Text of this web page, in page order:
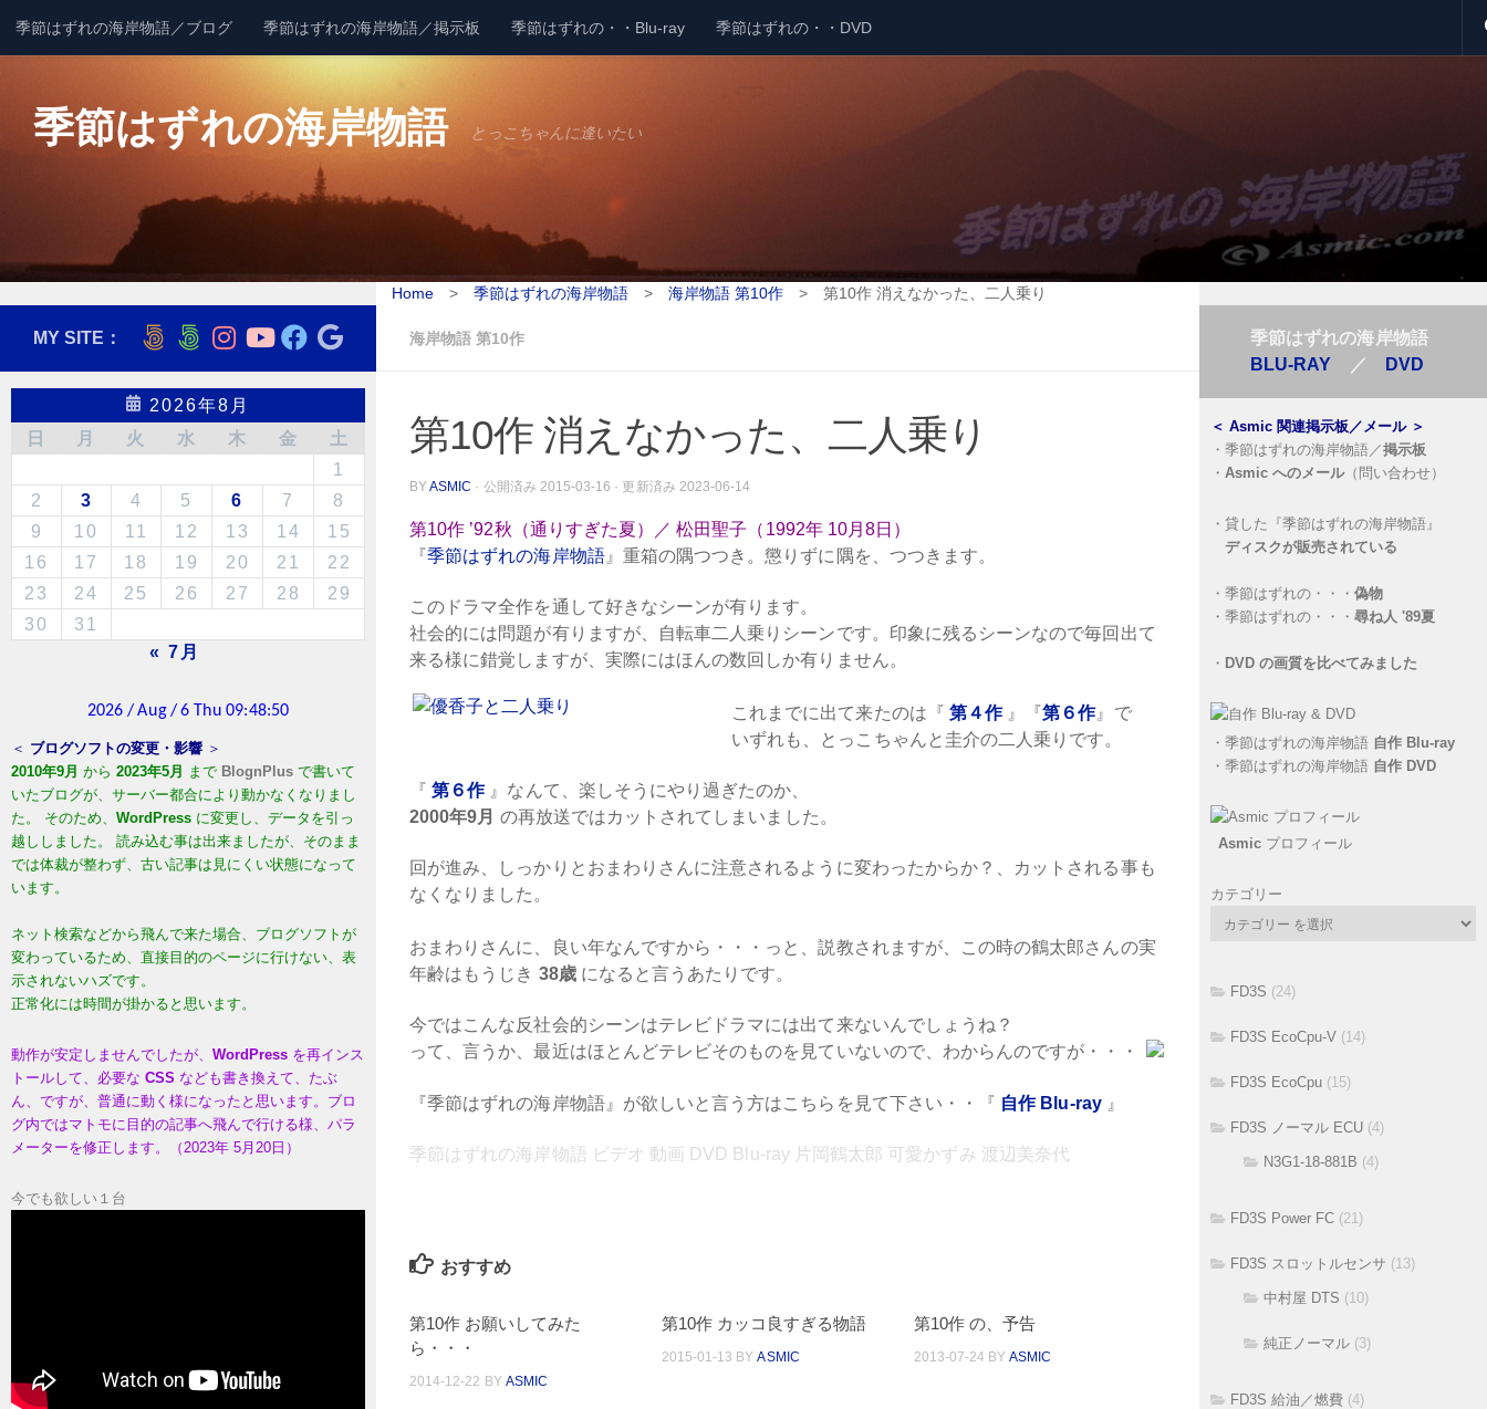
コンテンツへスキップ
季節はずれの海岸物語／ブログ 季節はずれの海岸物語／掲示板 季節はずれの・・Blu-ray 季節はずれの・・DVD
季節はずれの海岸物語 とっこちゃんに逢いたい
Home > 季節はずれの海岸物語 > 海岸物語 第10作 > 第10作 消えなかった、二人乗り
海岸物語 第10作
第10作 消えなかった、二人乗り
BYASMIC · 公開済み 2015-03-16 · 更新済み 2023-06-14
第10作 ’92秋（通りすぎた夏）／ 松田聖子（1992年 10月8日）
『季節はずれの海岸物語』重箱の隅つつき。懲りずに隅を、つつきます。
このドラマ全作を通して好きなシーンが有ります。
社会的には問題が有りますが、自転車二人乗りシーンです。印象に残るシーンなので毎回出て
来る様に錯覚しますが、実際にはほんの数回しか有りません。
これまでに出て来たのは『 第４作』『第６作』で
いずれも、とっこちゃんと圭介の二人乗りです。
『第６作』なんて、楽しそうにやり過ぎたのか、
2000年9月 の再放送ではカットされてしまいました。
回が進み、しっかりとおまわりさんに注意されるように変わったからか？、カットされる事も
なくなりました。
おまわりさんに、良い年なんですから・・・っと、説教されますが、この時の鶴太郎さんの実
年齢はもうじき 38歳になると言うあたりです。
今ではこんな反社会的シーンはテレビドラマには出て来ないんでしょうね？
って、言うか、最近はほとんどテレビそのものを見ていないので、わからんのですが・・・
『季節はずれの海岸物語』が欲しいと言う方はこちらを見て下さい・・『 自作 Blu-ray』
季節はずれの海岸物語 ビデオ 動画 DVD Blu-ray 片岡鶴太郎 可愛かずみ 渡辺美奈代
おすすめ
第10作 お願いしてみた
ら・・・
2014-12-22 BY ASMIC
第10作 カッコ良すぎる物語
2015-01-13 BYASMIC
第10作 の、予告
2013-07-24 BYASMIC
MY SITE：
2026年8月
日
月 火 水 木 金
土
1
2
3 4 5 6 7
8
9
10 11 12 13 14
15
16
17 18 19 20 21
22
23
24 25 26 27 28
29
30
31
« 7月
＜ ブログソフトの変更・影響 ＞
2010年9月 から 2023年5月 まで BlognPlus で書いて
いたブログが、サーバー都合により動かなくなりまし
た。 そのため、 WordPress に変更し、データを引っ
越ししました。 読み込む事は出来ましたが、そのまま
では体裁が整わず、古い記事は見にくい状態になって
います。
ネット検索などから飛んで来た場合、ブログソフトが
変わっているため、直接目的のページに行けない、表
示されないハズです。
正常化には時間が掛かると思います。
動作が安定しませんでしたが、 WordPress を再インス
トールして、必要な CSS なども書き換えて、たぶ
ん、ですが、普通に動く様になったと思います。ブロ
グ内ではマトモに目的の記事へ飛んで行ける様、パラ
メーターを修正します。（2023年 5月20日）
今でも欲しい１台
季節はずれの海岸物語
BLU-RAY ／ DVD
＜ Asmic 関連掲示板／メール＞
・ 季節はずれの海岸物語／掲示板
・ Asmic へのメール（問い合わせ）
・ 貸した『季節はずれの海岸物語』
ディスクが販売されている
・ 季節はずれの・・・ 偽物
・ 季節はずれの・・・ 尋ね人 '89夏
・ DVD の画質を比べてみました
・ 季節はずれの海岸物語 自作 Blu-ray
・ 季節はずれの海岸物語 自作 DVD
Asmic プロフィール
カテゴリー
FD3S (24)
FD3S EcoCpu-V (14)
FD3S EcoCpu (15)
FD3S ノーマル ECU (4)
N3G1-18-881B (4)
FD3S Power FC (21)
FD3S スロットルセンサ (13)
中村屋 DTS (10)
純正ノーマル (3)
FD3S 給油／燃費 (4)